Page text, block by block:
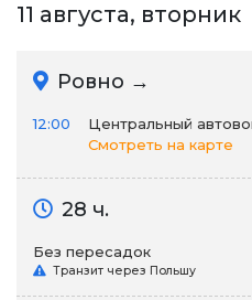
11 августа, вторник
Ровно →
12:00
Центральный
Смотреть на карте
28 ч.
Без пересадок
Транзит через Польшу